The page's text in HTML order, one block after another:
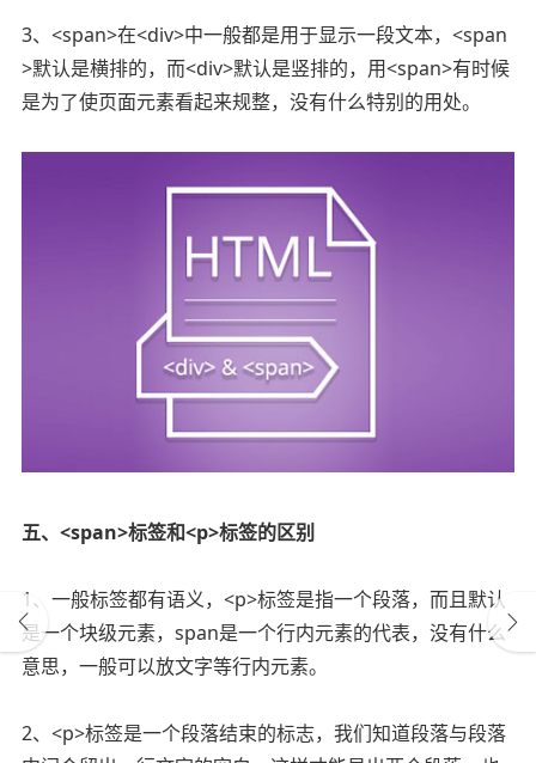
3、<span>在<div>中一般都是用于显示一段文本，<span
>默认是横排的，而<div>默认是竖排的，用<span>有时候
是为了使页面元素看起来规整，没有什么特别的用处。
五、<span>标签和<p>标签的区别
1、一般标签都有语义，<p>标签是指一个段落，而且默认
是一个块级元素，span是一个行内元素的代表，没有什么
意思，一般可以放文字等行内元素。
2、<p>标签是一个段落结束的标志，我们知道段落与段落